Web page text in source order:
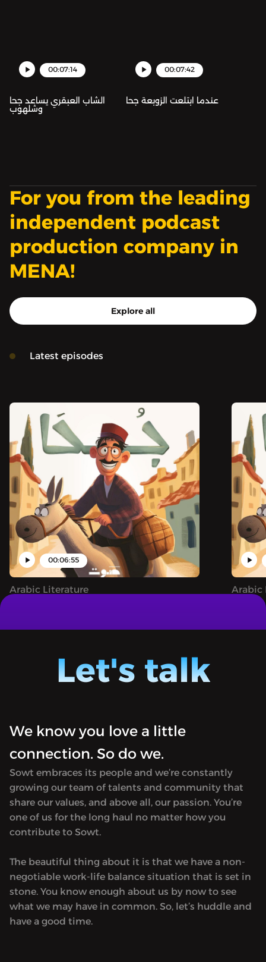
00:07:14
الشاب العبقري يساعد جحا
وشلهوب
00:07:42
عندما ابتلعت الزوبعة جحا
For you from the leading
independent podcast
production company in
MENA!
Explore all
Latest episodes
00:06:55
Arabic Literature
astonishing feats, and whimsical
adventures.
Arabic
Let's talk
We know you love a little
connection. So do we.
Sowt embraces its people and we’re constantly
growing our team of talents and community that
share our values, and above all, our passion. You’re
one of us for the long haul no matter how you
contribute to Sowt.
The beautiful thing about it is that we have a non-
negotiable work-life balance situation that is set in
stone. You know enough about us by now to see
what we may have in common. So, let’s huddle and
have a good time.